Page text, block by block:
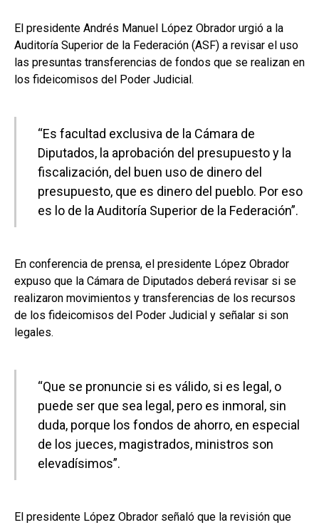
El presidente Andrés Manuel López Obrador urgió a la
Auditoría Superior de la Federación (ASF) a revisar el uso
las presuntas transferencias de fondos que se realizan en
los fideicomisos del Poder Judicial.
“Es facultad exclusiva de la Cámara de
Diputados, la aprobación del presupuesto y la
fiscalización, del buen uso de dinero del
presupuesto, que es dinero del pueblo. Por eso
es lo de la Auditoría Superior de la Federación”.
En conferencia de prensa, el presidente López Obrador
expuso que la Cámara de Diputados deberá revisar si se
realizaron movimientos y transferencias de los recursos
de los fideicomisos del Poder Judicial y señalar si son
legales.
“Que se pronuncie si es válido, si es legal, o
puede ser que sea legal, pero es inmoral, sin
duda, porque los fondos de ahorro, en especial
de los jueces, magistrados, ministros son
elevadísimos”.
El presidente López Obrador señaló que la revisión que